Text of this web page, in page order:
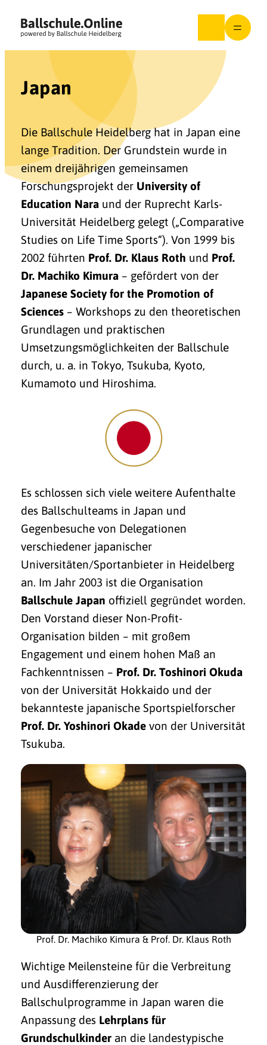
Inhalt
springen
Japan
Die Ballschule Heidelberg hat in Japan eine
lange Tradition. Der Grundstein wurde in
einem dreijährigen gemeinsamen
Forschungsprojekt der University of
Education Naraund der Ruprecht Karls-
Universität Heidelberg gelegt („Comparative
Studies on Life Time Sports“). Von 1999 bis
2002 führten Prof. Dr. Klaus Roth und Prof.
Dr. Machiko Kimura– gefördert von der
Japanese Society for the Promotion of
Sciences– Workshops zu den theoretischen
Grundlagen und praktischen
Umsetzungsmöglichkeiten der Ballschule
durch, u. a. in Tokyo, Tsuku­ba, Kyoto,
Kumamoto und Hiroshima.
Es schlossen sich viele weitere Aufenthalte
des Ballschulteams in Japan und
Gegenbesuche von Delegationen
verschiedener japanischer
Universitäten/Sport­anbieter in Heidelberg
an. Im Jahr 2003 ist die Organisation
Ballschule Japan offiziell gegründet worden.
Den Vorstand dieser Non-Profit-
Organisation bilden – mit großem
Engagement und einem hohen Maß an
Fachkenntnissen – Prof. Dr. Toshinori Okuda
von der Universität Hokkaido und der
bekannteste japanische Sportspielforscher
Prof. Dr. Yoshinori Okadevon der Universität
Tsukuba.
Prof. Dr. Machiko Kimura & Prof. Dr. Klaus Roth
Wichtige Meilensteine für die Verbreitung
und Ausdifferenzierung der
Ballschulprogramme in Japan waren die
Anpassung des Lehrplans für
Grundschulkinderan die landestypische